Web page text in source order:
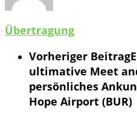
Übertragung
Vorheriger Beitrag
ultimative Meet
persönliches
Hope Airport (BUR)